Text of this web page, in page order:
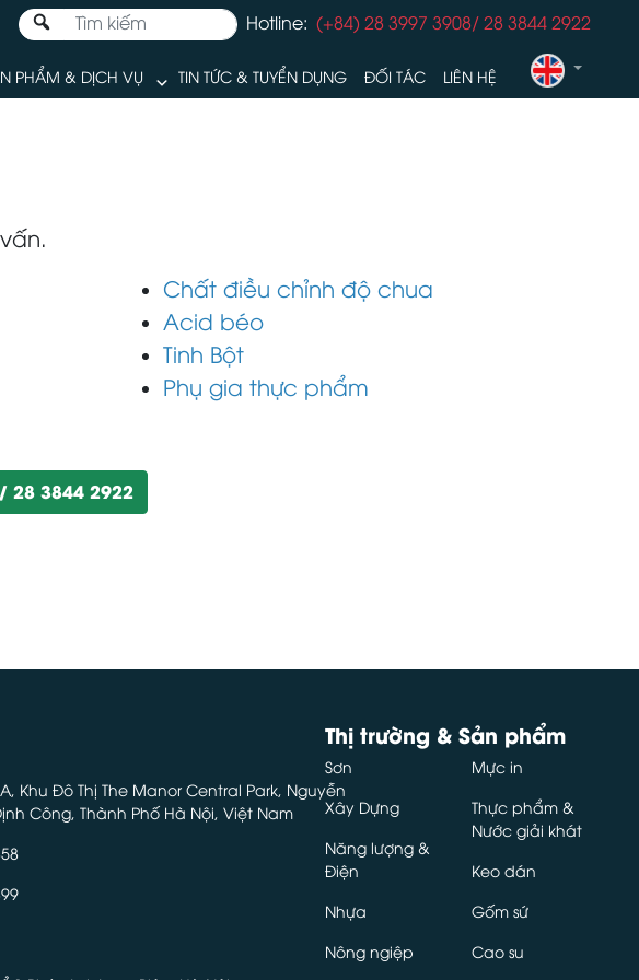
Hotline: (+84) 28 3997 3908/ 28 3844 2922
PHẨM & DỊCH VỤ TIN TỨC & TUYỂN DỤNG ĐỐI TÁC LIÊN HỆ
Chất điều chỉnh độ chua
Acid béo
Tinh Bột
Phụ gia thực phẩm
28 3844 2922
Khu Đô Thị The Manor Central Park, Nguyễn
Công, Thành Phố Hà Nội, Việt Nam
Thị trường & Sản phẩm
Sơn
Xây Dựng
Năng lượng &
Điện
Nhựa
Nông ngiệp
Mực in
Thực phẩm &
Nước giải khát
Keo dán
Gốm sứ
Cao su